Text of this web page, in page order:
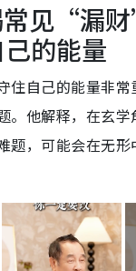
常见“漏
己的能量
住自己的能量非
。他解释，在玄
题，可能会在无形